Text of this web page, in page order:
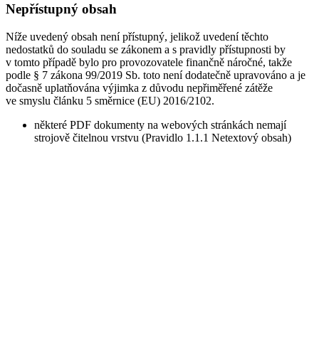
Nepřístupný obsah
Níže uvedený obsah není přístupný, jelikož uvedení těchto
nedostatků do souladu se zákonem a s pravidly přístupnosti by
v tomto případě bylo pro provozovatele finančně náročné, takže
podle § 7 zákona 99/2019 Sb. toto není dodatečně upravováno a je
dočasně uplatňována výjimka z důvodu nepřiměřené zátěže
ve smyslu článku 5 směrnice (EU) 2016/2102.
některé PDF dokumenty na webových stránkách nemají
strojově čitelnou vrstvu (Pravidlo 1.1.1 Netextový obsah)